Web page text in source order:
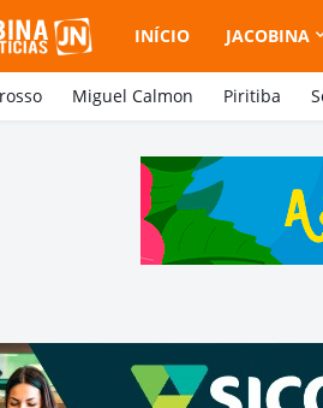
INÍCIO JACOBINA
Miguel Calmon Piritiba